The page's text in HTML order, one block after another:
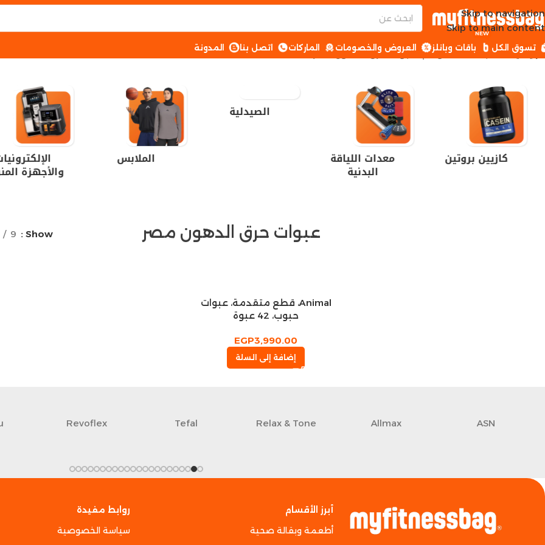
Skip to navigation
Skip to main content
تسوق الكل باقات وبانلز
NEW
العروض والخصومات الماركات اتصل بنا المدونة الرئيسية منتجات تحت الوسم “عبوات حرق الدهون مصر”
كازيين بروتين معدات اللياقة
البدنية
الصيدلية
الملابس
والأجهزة
عبوات حرق الدهون مصر Show
9
Animal، قطع متقدمة، عبوات
حبوب، 42 عبوة
EGP3,990.00
إضافة إلى السلة
ASN
Allmax
Relax & Tone
Tefal
Revoflex
أبرز الأقسام
أطعمة وبقالة صحية
روابط مفيدة
سياسة الخصوصية